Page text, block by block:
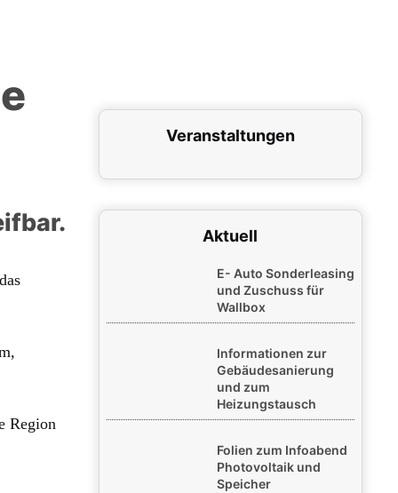
Region
Veranstaltungen
Aktuell
E- Auto Sonderleasing
und Zuschuss für
Wallbox
Informationen zur
Gebäudesanierung
und zum
Heizungstausch
Folien zum Infoabend
Photovoltaik und
Speicher